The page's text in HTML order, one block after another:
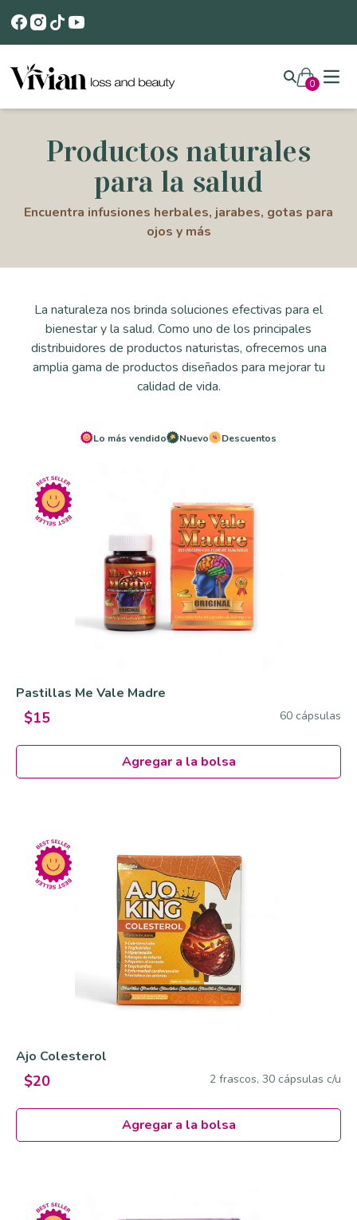
0
Productos naturales
para la salud
Encuentra infusiones herbales, jarabes, gotas para
ojos y más
La naturaleza nos brinda soluciones efectivas para el
bienestar y la salud. Como uno de los principales
distribuidores de productos naturistas, ofrecemos una
amplia gama de productos diseñados para mejorar tu
calidad de vida.
Lo más vendido Nuevo Descuentos
Pastillas Me Vale Madre
$15 60 cápsulas
Agregar a la bolsa
Ajo Colesterol
$20 2 frascos, 30 cápsulas c/u
Agregar a la bolsa